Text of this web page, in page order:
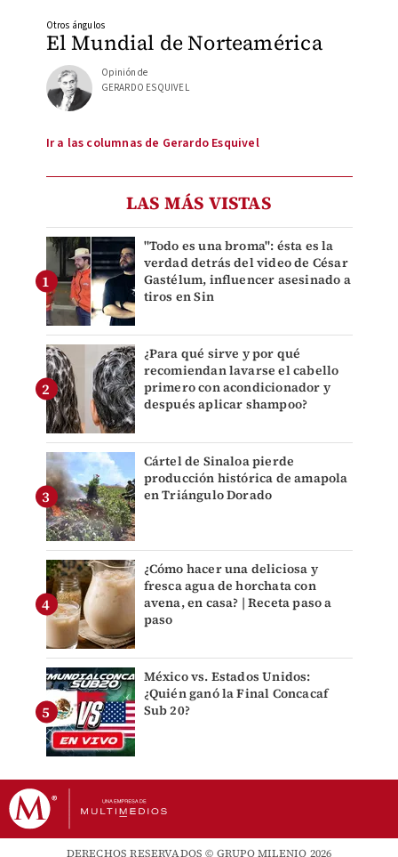
El Mundial de Norteamérica
Otros ángulos
Opinión de
GERARDO ESQUIVEL
Ir a las columnas de Gerardo Esquivel
LAS MÁS VISTAS
"Todo es una broma": ésta es la
verdad detrás del video de César
Gastélum, influencer asesinado a
tiros en Sin
¿Para qué sirve y por qué
recomiendan lavarse el cabello
primero con acondicionador y
después aplicar shampoo?
Cártel de Sinaloa pierde
producción histórica de amapola
en Triángulo Dorado
¿Cómo hacer una deliciosa y
fresca agua de horchata con
avena, en casa? | Receta paso a
paso
México vs. Estados Unidos:
¿Quién ganó la Final Concacaf
Sub 20?
DERECHOS RESERVADOS © GRUPO MILENIO 2026